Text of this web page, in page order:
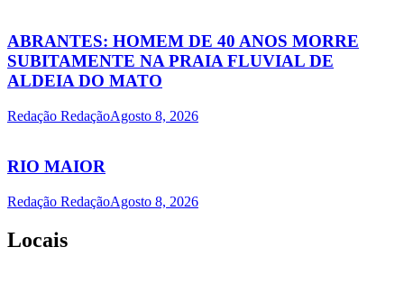
ABRANTES: HOMEM DE 40 ANOS MORRE
SUBITAMENTE NA PRAIA FLUVIAL DE
ALDEIA DO MATO
Redação RedaçãoAgosto 8, 2026
RIO MAIOR
Redação RedaçãoAgosto 8, 2026
Locais